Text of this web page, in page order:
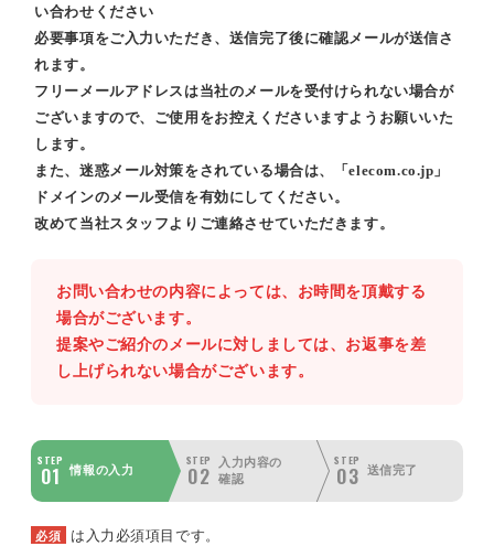
い合わせください
必要事項をご入力いただき、送信完了後に確認メールが送信さ
れます。
フリーメールアドレスは当社のメールを受付けられない場合が
ございますので、ご使用をお控えくださいますようお願いいた
します。
また、迷惑メール対策をされている場合は、「elecom.co.jp」
ドメインのメール受信を有効にしてください。
改めて当社スタッフよりご連絡させていただきます。
お問い合わせの内容によっては、お時間を頂戴する
場合がございます。
提案やご紹介のメールに対しましては、お返事を差
し上げられない場合がございます。
STEP
01 情報の入力
STEP
02
入力内容の
確認
STEP
03 送信完了
必須 は入力必須項目です。